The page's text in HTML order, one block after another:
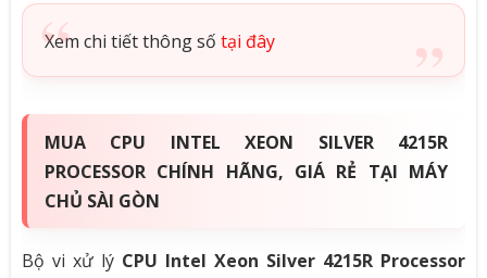
Xem chi tiết thông số tại đây
MUA CPU INTEL XEON SILVER 4215R
PROCESSOR CHÍNH HÃNG, GIÁ RẺ TẠI MÁY
CHỦ SÀI GÒN
Bộ vi xử lý CPU Intel Xeon Silver 4215R Processor